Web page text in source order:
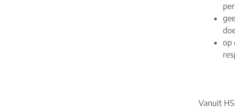
op
Vanuit